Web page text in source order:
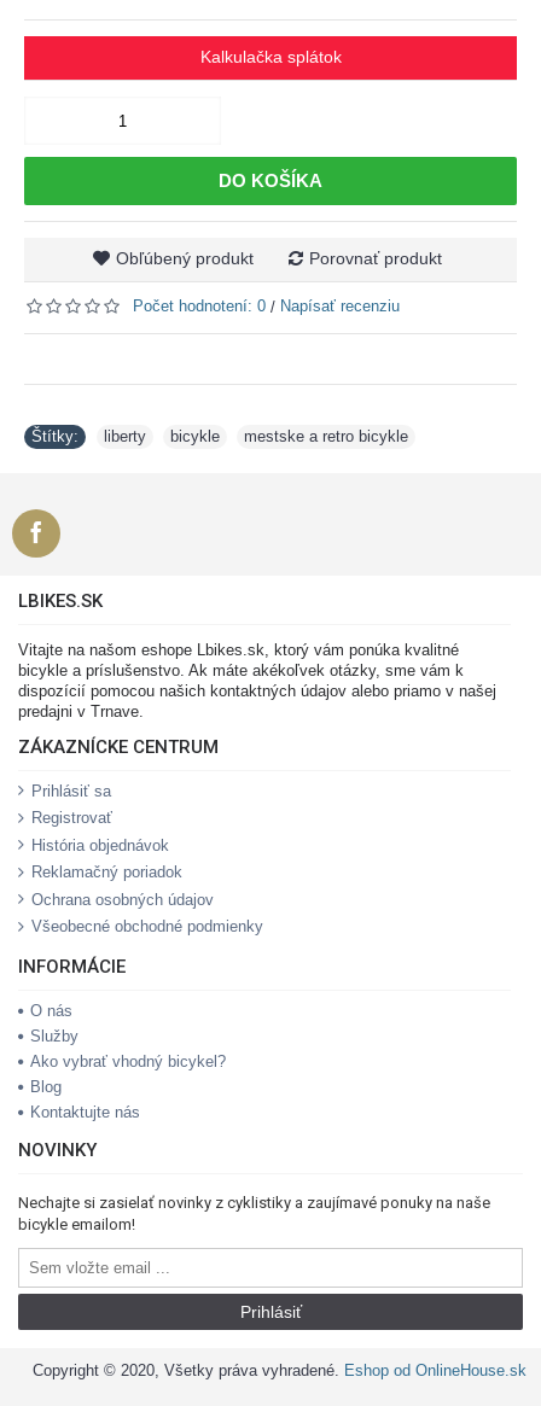
Kalkulačka splátok
DO KOŠÍKA
Obľúbený produkt Porovnať produkt
Počet hodnotení: 0 / Napísať recenziu
Štítky: liberty bicykle mestske a retro bicykle
LBIKES.SK
Vitajte na našom eshope Lbikes.sk, ktorý vám ponúka kvalitné
bicykle a príslušenstvo. Ak máte akékoľvek otázky, sme vám k
dispozícií pomocou našich kontaktných údajov alebo priamo v našej
predajni v Trnave.
ZÁKAZNÍCKE CENTRUM
Prihlásiť sa
Registrovať
História objednávok
Reklamačný poriadok
Ochrana osobných údajov
Všeobecné obchodné podmienky
INFORMÁCIE
O nás
Služby
Ako vybrať vhodný bicykel?
Blog
Kontaktujte nás
NOVINKY
Nechajte si zasielať novinky z cyklistiky a zaujímavé ponuky na naše
bicykle emailom!
Prihlásiť
Copyright © 2020, Všetky práva vyhradené. Eshop od OnlineHouse.sk